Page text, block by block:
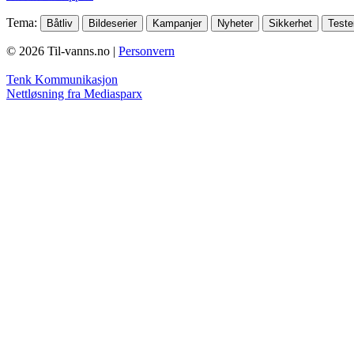
Tema: Båtliv Bildeserier Kampanjer Nyheter Sikkerhet
© 2026 Til-vanns.no | Personvern
Tenk Kommunikasjon
Nettløsning fra Mediasparx